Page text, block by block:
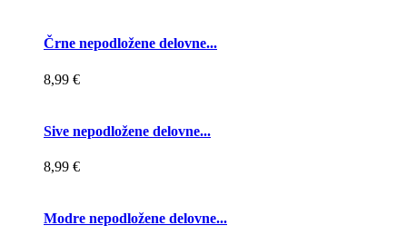
Črne nepodložene delovne...
8,99 €
Sive nepodložene delovne...
8,99 €
Modre nepodložene delovne...